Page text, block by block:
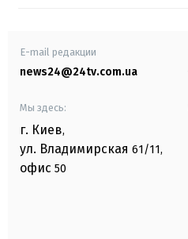
E-mail редакции
news24@24tv.com.ua
Мы здесь:
г. Киев,
ул. Владимирская 61/11,
офис 50